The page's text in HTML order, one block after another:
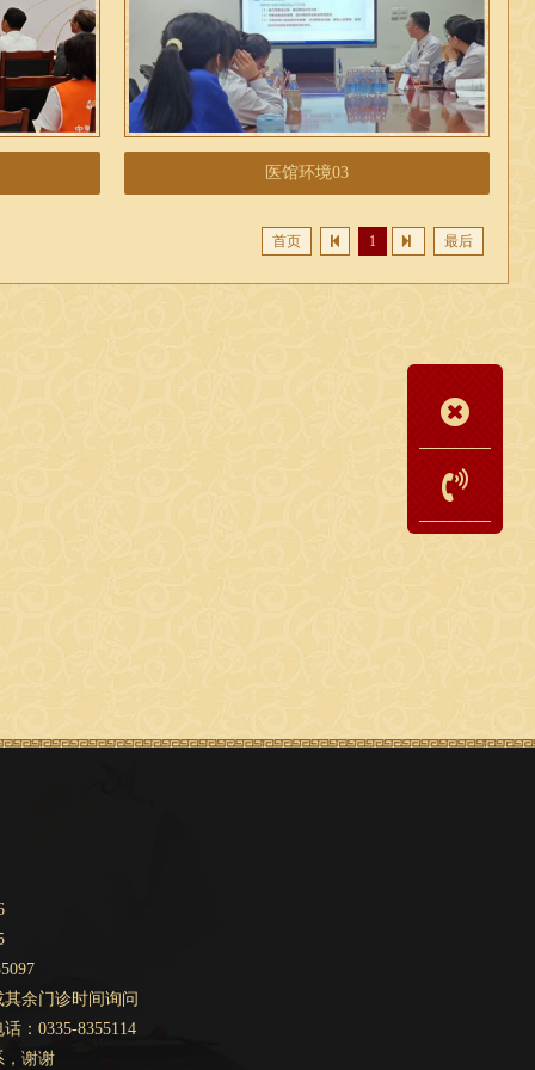
医馆环境03
首页 1 最后
余门诊时间询问
：0335-8355114
，谢谢